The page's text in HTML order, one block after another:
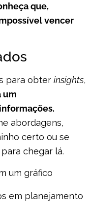
que,
vencer
para obter insights,
um
abordagens,
certo ou se
chegar lá.
em planejamento